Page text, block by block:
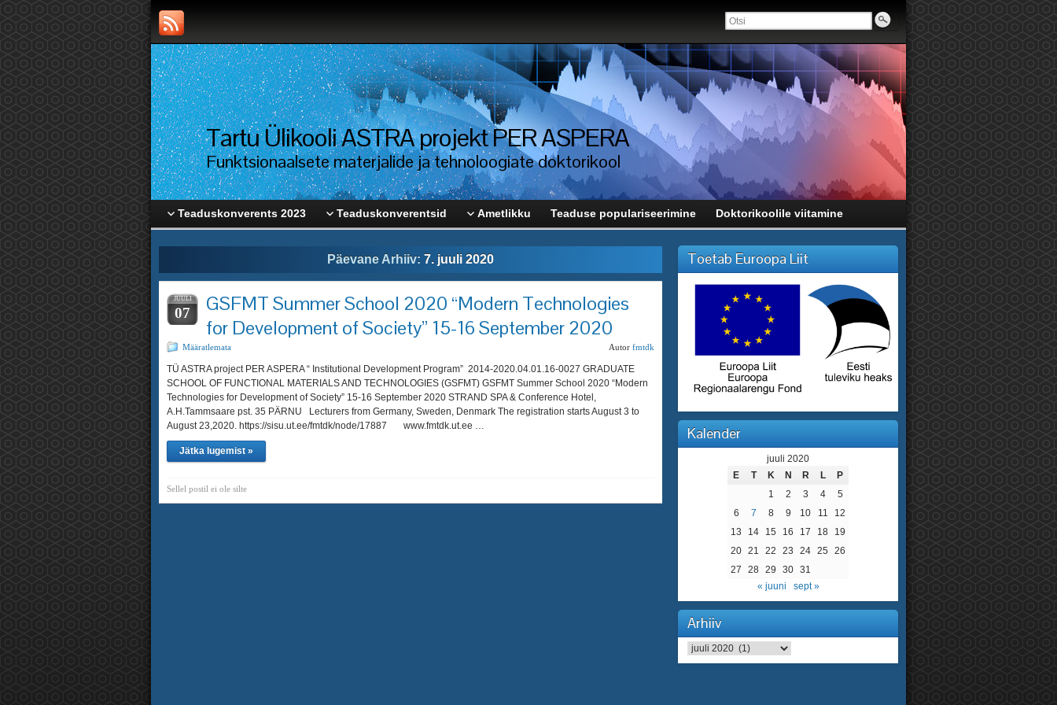
Tartu Ülikooli ASTRA projekt PER ASPERA
Funktsionaalsete materjalide ja tehnoloogiate doktorikool
Teaduskonverents 2023 Teaduskonverentsid Ametlikku Teaduse populariseerimine Doktorikoolile viitamine
Päevane Arhiiv: 7. juuli 2020
JUULI
07
GSFMT Summer School 2020 “Modern Technologies
for Development of Society” 15-16 September 2020
Määratlemata Autor fmtdk
TÜ ASTRA project PER ASPERA “ Institutional Development Program” 2014-2020.04.01.16-0027 GRADUATE
SCHOOL OF FUNCTIONAL MATERIALS AND TECHNOLOGIES (GSFMT) GSFMT Summer School 2020 “Modern
Technologies for Development of Society” 15-16 September 2020 STRAND SPA & Conference Hotel,
A.H.Tammsaare pst. 35 PÄRNU Lecturers from Germany, Sweden, Denmark The registration starts August 3 to
August 23,2020. https://sisu.ut.ee/fmtdk/node/17887 www.fmtdk.ut.ee …
Jätka lugemist »
Sellel postil ei ole silte
Toetab Euroopa Liit
Kalender
juuli 2020
E
T K N R L
P
1
2 3 4
5
6
7 8 9 10 11
12
13
14 15 16 17 18
19
20 21 22 23 24 25
26
27
28 29 30 31
« juuni
sept »
Arhiiv
Arhiiv